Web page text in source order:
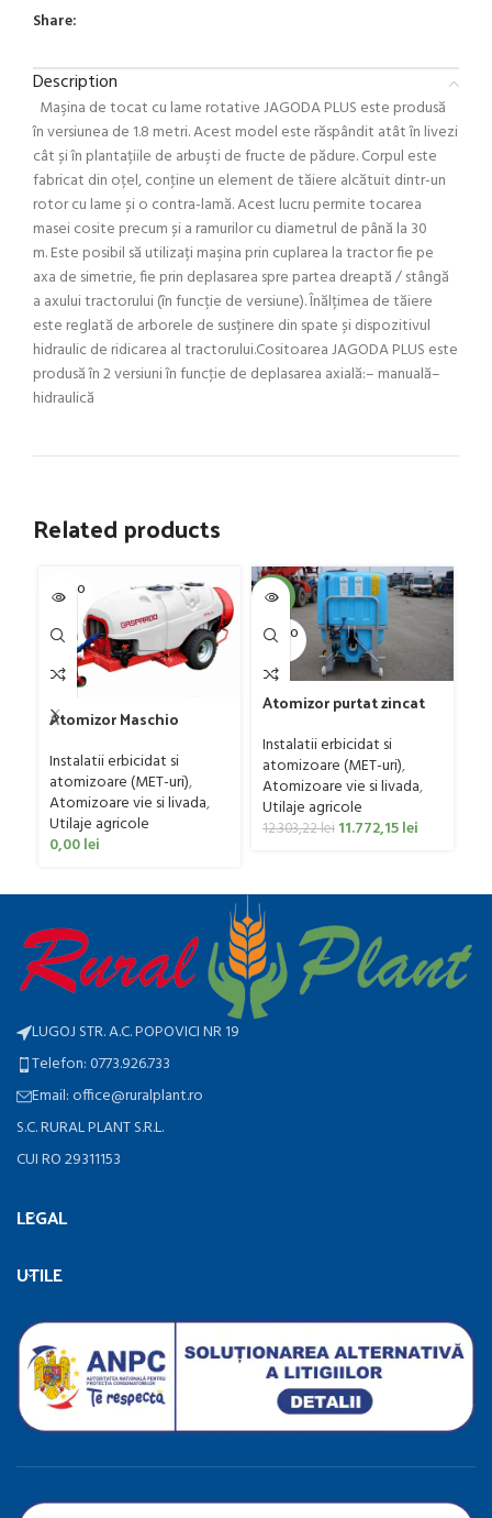
Share:
Description
Maşina de tocat cu lame rotative JAGODA PLUS este produsă
în versiunea de 1.8 metri. Acest model este răspândit atât în livezi
cât și în plantațiile de arbuşti de fructe de pădure. Corpul este
fabricat din oțel, conţine un element de tăiere alcătuit dintr-un
rotor cu lame și o contra-lamă. Acest lucru permite tocarea
masei cosite precum și a ramurilor cu diametrul de până la 30
m. Este posibil să utilizați maşina prin cuplarea la tractor fie pe
axa de simetrie, fie prin deplasarea spre partea dreaptă / stângă
a axului tractorului (în funcție de versiune). Înălțimea de tăiere
este reglată de arborele de susținere din spate și dispozitivul
hidraulic de ridicarea al tractorului.Cositoarea JAGODA PLUS este
produsă în 2 versiuni în funcţie de deplasarea axială:– manuală–
hidraulică
Related products
SOLD O
UT
Atomizor Maschio
Avant 1000/800/121 E
Instalatii erbicidat si
atomizoare (MET-uri),
Atomizoare vie si livada,
Utilaje agricole
0,00lei
-4%
SOLD O
UT
Atomizor purtat zincat
Bufer, model Ronda,
300 litri
Instalatii erbicidat si
atomizoare (MET-uri),
Atomizoare vie si livada,
Utilaje agricole
12.303,22lei 11.772,15lei
LUGOJ STR. A.C. POPOVICI NR 19
Telefon: 0773.926.733
Email: office@ruralplant.ro
S.C. RURAL PLANT S.R.L.
CUI RO 29311153
LEGAL
UTILE